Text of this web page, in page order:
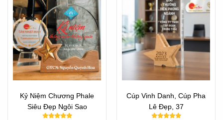
Kỷ Niệm Chương Phale
Siêu Đẹp Ngôi Sao
Cúp Vinh Danh, Cúp Pha
Lê Đẹp, 37